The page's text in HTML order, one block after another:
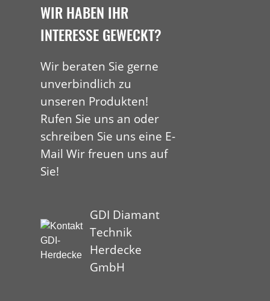
WIR HABEN IHR
INTERESSE GEWECKT?
Wir beraten Sie gerne
unverbindlich zu
unseren Produkten!
Rufen Sie uns an oder
schreiben Sie uns eine E-
Mail Wir freuen uns auf
Sie!
GDI Diamant
Technik
Herdecke
GmbH